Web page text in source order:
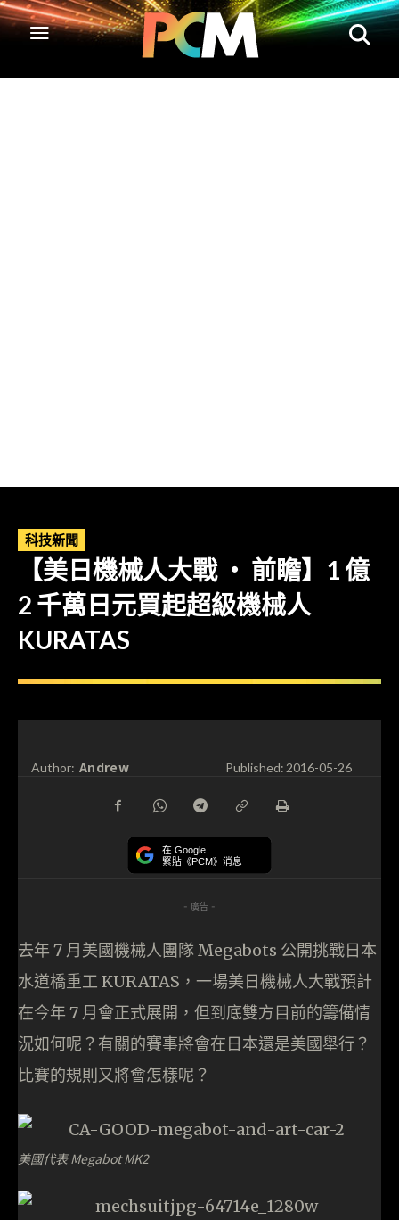
科技新聞
【美日機械人大戰 ‧ 前瞻】1 億
2 千萬日元買起超級機械人
KURATAS
Author: Andrew Published:2016-05-26
在 Google
緊貼《PCM》消息
- 廣告 -
去年 7 月美國機械人團隊 Megabots 公開挑戰日本
水道橋重工 KURATAS，一場美日機械人大戰預計
在今年 7 月會正式展開，但到底雙方目前的籌備情
況如何呢？有關的賽事將會在日本還是美國舉行？
比賽的規則又將會怎樣呢？
美國代表 Megabot MK2